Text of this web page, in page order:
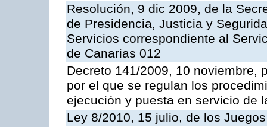
Resolución, 9 dic 2009, de la
de Presidencia, Justicia y
Servicios correspondiente al
de Canarias 012
Decreto 141/2009, 10 noviembre,
por el que se regulan los
ejecución y puesta en servicio de
Ley 8/2010, 15 julio, de los